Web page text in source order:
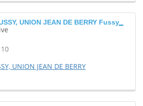
UNION JEAN DE BERRY Fussy
UNION JEAN DE BERRY